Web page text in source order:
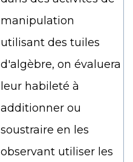
manipulation
utilisant des tuiles
d'algèbre, on évaluera
leur habileté à
additionner ou
soustraire en les
observant utiliser les